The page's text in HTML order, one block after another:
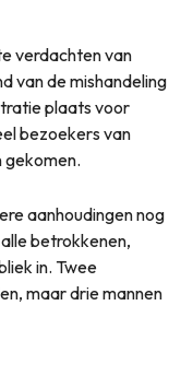
verdachten van
van de mishandeling
plaats voor
bezoekers van
gekomen.
aanhoudingen nog
betrokkenen,
in. Twee
maar drie mannen